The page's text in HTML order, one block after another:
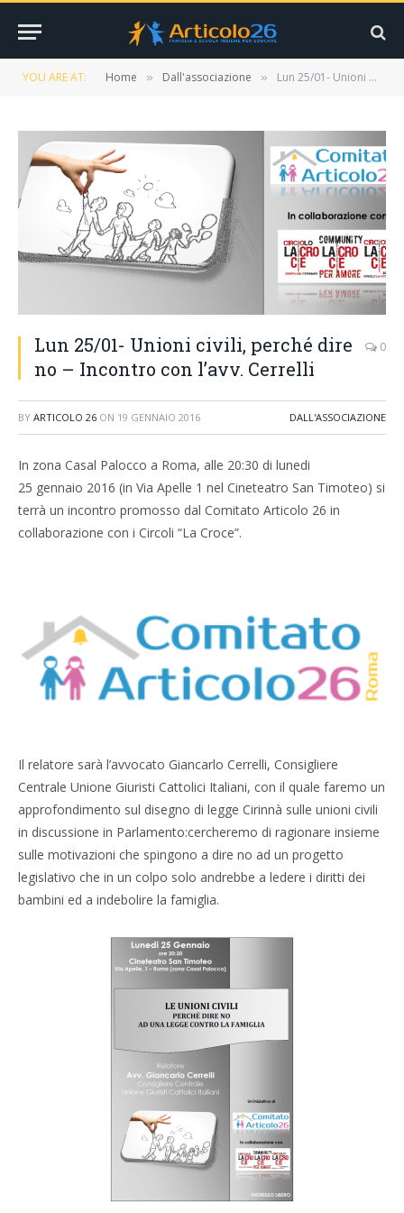
YOU ARE AT: Home » Dall'associazione » Lun 25/01- Unioni civili, perché dire no – Incontro con l’avv. Cerrelli
Lun 25/01- Unioni civili, perché dire
no – Incontro con l’avv. Cerrelli
0
BY ARTICOLO 26 ON 19 GENNAIO 2016 DALL'ASSOCIAZIONE
In zona Casal Palocco a Roma, alle 20:30 di lunedi
25 gennaio 2016 (in Via Apelle 1 nel Cineteatro San Timoteo) si
terrà un incontro promosso dal Comitato Articolo 26 in
collaborazione con i Circoli “La Croce”.
Il relatore sarà l’avvocato Giancarlo Cerrelli, Consigliere
Centrale Unione Giuristi Cattolici Italiani, con il quale faremo un
approfondimento sul disegno di legge Cirinnà sulle unioni civili
in discussione in Parlamento:cercheremo di ragionare insieme
sulle motivazioni che spingono a dire no ad un progetto
legislativo che in un colpo solo andrebbe a ledere i diritti dei
bambini ed a indebolire la famiglia.